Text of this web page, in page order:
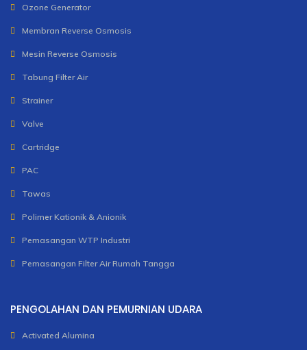
Ozone Generator
Membran Reverse Osmosis
Mesin Reverse Osmosis
Tabung Filter Air
Strainer
Valve
Cartridge
PAC
Tawas
Polimer Kationik & Anionik
Pemasangan WTP Industri
Pemasangan Filter Air Rumah Tangga
PENGOLAHAN DAN PEMURNIAN UDARA
Activated Alumina